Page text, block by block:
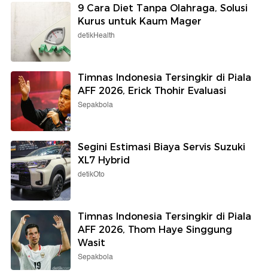
9 Cara Diet Tanpa Olahraga, Solusi
Kurus untuk Kaum Mager
detikHealth
Timnas Indonesia Tersingkir di Piala
AFF 2026, Erick Thohir Evaluasi
Sepakbola
Segini Estimasi Biaya Servis Suzuki
XL7 Hybrid
detikOto
Timnas Indonesia Tersingkir di Piala
AFF 2026, Thom Haye Singgung
Wasit
Sepakbola